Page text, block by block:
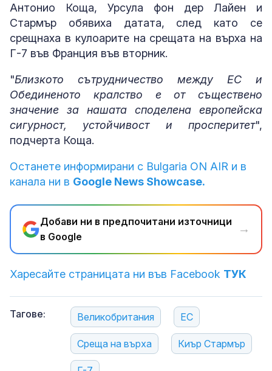
Антонио Коща, Урсула фон дер Лайен и
Стармър обявиха датата, след като се
срещнаха в кулоарите на срещата на върха на
Г-7 във Франция във вторник.
"Близкото сътрудничество между ЕС и
Обединеното кралство е от съществено
значение за нашата споделена европейска
сигурност, устойчивост и просперитет",
подчерта Коща.
Останете информирани с Bulgaria ON AIR и в
канала ни в Google News Showcase.
Добави ни в предпочитани източници
в Google
→
Харесайте страницата ни във Facebook ТУК
Тагове: Великобритания ЕС
Среща на върха Киър Стармър